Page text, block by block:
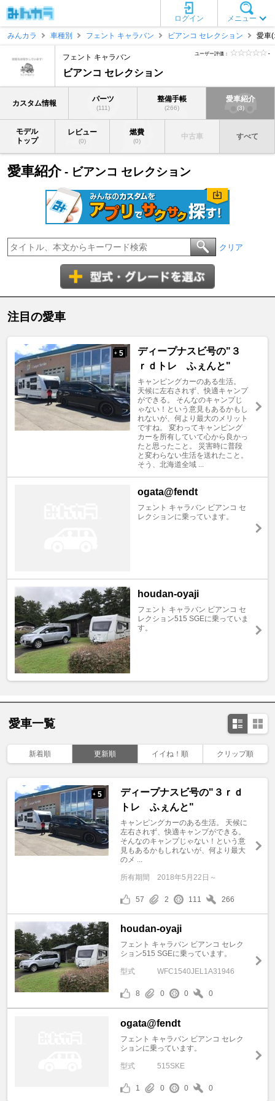
メニュー
ログイン
みんカラ
車種別 フェント キャラバン ビアンコ セレクション 愛車
フェント キャラバン
ビアンコ セレクション
ユーザー評価： -
カスタム情報 パーツ
(111)
整備手帳
(266)
愛車紹介
(3)
モデル
トップ
レビュー
(0)
燃費
(0)
中古車 すべて
愛車紹介- ビアンコ セレクション
クリア
注目の愛車
+ 5
ディープナスビ号の"３
ｒｄトレ ふぇんと"
キャンピングカーのある生活。
天候に左右されず、快適キャンプ
ができる。 そんなのキャンプじ
ゃない！という意見もあるかもし
れないが、何より最大のメリット
ですね。 変わってキャンピング
カーを所有していて心から良かっ
たと思ったこと。 災害時に普段
と変わらない生活を送れたこと。
そう、北海道全域 ...
ogata@fendt
フェント キャラバン ビアンコ セ
レクションに乗っています。
houdan-oyaji
フェント キャラバン ビアンコ セ
レクション515 SGEに乗っていま
す。
愛車一覧
新着順 更新順 イイね！順 クリップ順
+ 5
ディープナスビ号の"３ｒｄ
トレ ふぇんと"
キャンピングカーのある生活。 天候に
左右されず、快適キャンプができる。
そんなのキャンプじゃない！という意
見もあるかもしれないが、何より最大
のメ ...
所有期間 2018年5月22日～
57 2 111 266
houdan-oyaji
フェント キャラバン ビアンコ セレク
ション515 SGEに乗っています。
型式 WFC1540JEL1A31946
8 0 0 0
ogata@fendt
フェント キャラバン ビアンコ セレク
ションに乗っています。
型式 515SKE
1 0 0 0